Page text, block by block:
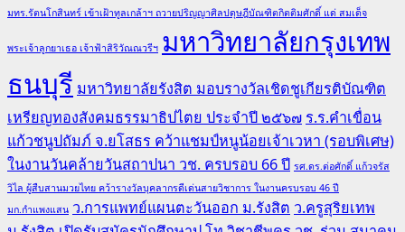
มทร.รัตนโกสินทร์ เข้าเฝ้าทูลเกล้าฯ ถวายปริญญาศิลปดุษฎีบัณฑิตกิตติมศักดิ์ แด่ สมเด็จ
พระเจ้าลูกยาเธอ เจ้าฟ้าสิริวัณณวรีฯ มหาวิทยาลัยกรุงเทพ
ธนบุรี มหาวิทยาลัยรังสิต มอบรางวัลเชิดชูเกียรติบัณฑิต
เหรียญทองสังคมธรรมาธิปไตย ประจำปี ๒๕๖๗ ร.ร.คำเขื่อน
แก้วชนูปถัมภ์ จ.ยโสธร คว้าแชมป์หนูน้อยเจ้าเวหา (รอบพิเศษ)
ในงานวันคล้ายวันสถาปนา วช. ครบรอบ 66 ปี รศ.ดร.ต่อศักดิ์ แก้วจรัส
วิไล ผู้สืบสานมวยไทย คว้ารางวัลบุคลากรดีเด่นสายวิชาการ ในงานครบรอบ 46 ปี
มก.กำแพงแสน ว.การแพทย์แผนตะวันออก ม.รังสิต ว.ครูสุริยเทพ